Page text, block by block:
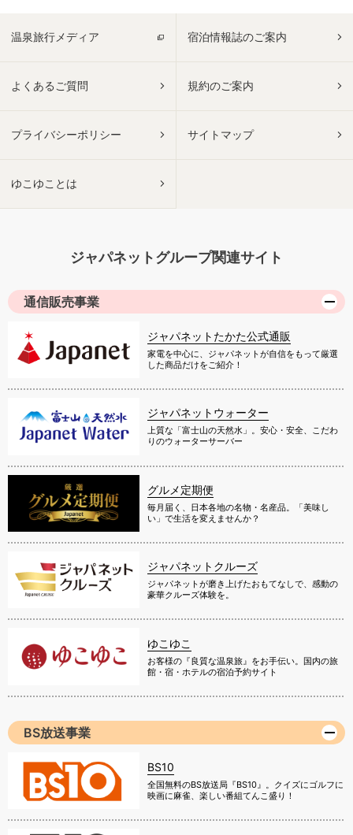
温泉旅行メディア 宿泊情報誌のご案内
よくあるご質問 規約のご案内
プライバシーポリシー サイトマップ
ゆこゆことは
ジャパネットグループ関連サイト
通信販売事業
ジャパネットたかた公式通販
家電を中心に、ジャパネットが自信をもって厳選
した商品だけをご紹介！
ジャパネットウォーター
上質な「富士山の天然水」。安心・安全、こだわ
りのウォーターサーバー
グルメ定期便
毎月届く、日本各地の名物・名産品。「美味し
い」で生活を変えませんか？
ジャパネットクルーズ
ジャパネットが磨き上げたおもてなしで、感動の
豪華クルーズ体験を。
ゆこゆこ
お客様の『良質な温泉旅』をお手伝い。国内の旅
館・宿・ホテルの宿泊予約サイト
BS放送事業
BS10
全国無料のBS放送局『BS10』。クイズにゴルフに
映画に麻雀、楽しい番組てんこ盛り！